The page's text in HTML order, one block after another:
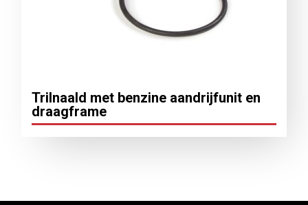
Trilnaald met benzine aandrijfunit en
draagframe